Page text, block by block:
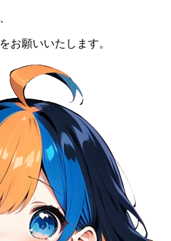
お願いいたします。